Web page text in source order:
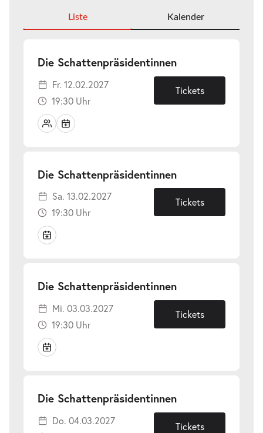
Liste Kalender
Die Schattenpräsidentinnen-
Fr.
12.02.2027
Fr. 12.02.2027
19:30 Uhr
Tickets
Die Schattenpräsidentinnen-
Sa.
13.02.2027
Sa. 13.02.2027
19:30 Uhr
Tickets
Die Schattenpräsidentinnen-
Mi.
03.03.2027
Mi. 03.03.2027
19:30 Uhr
Tickets
Die Schattenpräsidentinnen-
Do.
04.03.2027
Do. 04.03.2027
Tickets